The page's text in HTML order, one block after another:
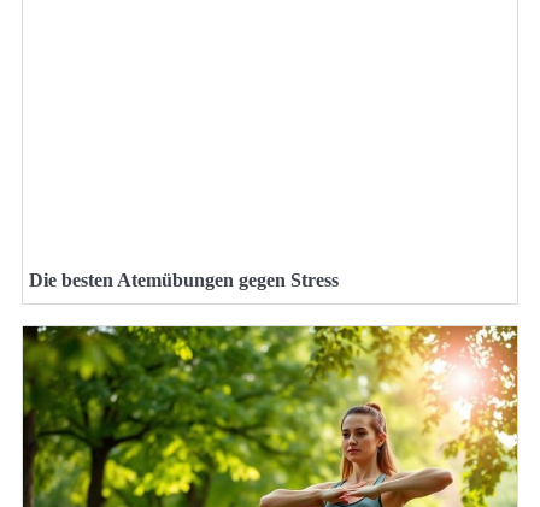
Die besten Atemübungen gegen Stress